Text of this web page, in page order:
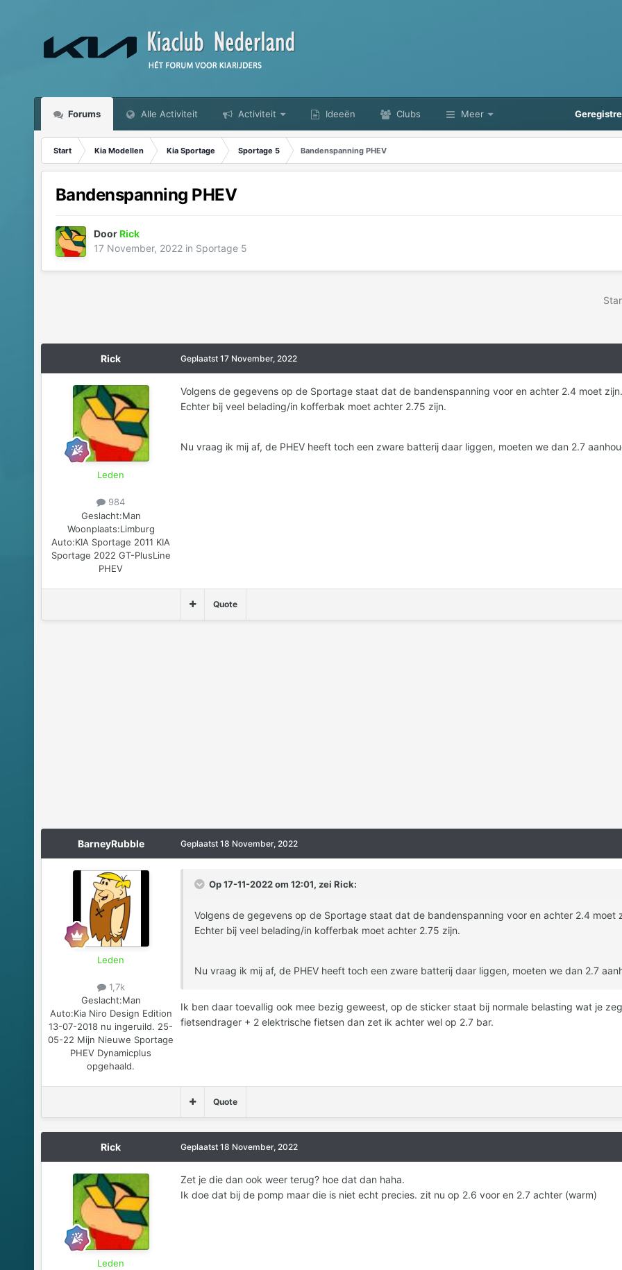
Forums Alle Activiteit Activiteit Ideeën Clubs Meer
Start Kia Modellen Kia Sportage Sportage 5 Bandenspanning PHEV
Bandenspanning PHEV
DoorRick
17 November, 2022in Sportage 5
Rick
Leden
984
Geslacht:Man
Woonplaats:Limburg
Auto:KIA Sportage 2011 KIA
Sportage 2022 GT-PlusLine
PHEV
Geplaatst 17 November, 2022
Volgens de gegevens op de Sportage staat dat de bandenspanning voor en achter 2.4 moet zijn.
Echter bij veel belading/in kofferbak moet achter 2.75 zijn.
Nu vraag ik mij af, de PHEV heeft toch een zware batterij daar liggen, moeten we dan 2.7
Quote
BarneyRubble
Leden
1,7k
Geslacht:Man
Auto:Kia Niro Design Edition
13-07-2018 nu ingeruild. 25-
05-22 Mijn Nieuwe Sportage
PHEV Dynamicplus
opgehaald.
Geplaatst 18 November, 2022
Op 17-11-2022 om 12:01, zei Rick:
Volgens de gegevens op de Sportage staat dat de bandenspanning voor en achter 2.4 moet
Echter bij veel belading/in kofferbak moet achter 2.75 zijn.
Nu vraag ik mij af, de PHEV heeft toch een zware batterij daar liggen, moeten we dan 2.7
Ik ben daar toevallig ook mee bezig geweest, op de sticker staat bij normale belasting wat je
fietsendrager + 2 elektrische fietsen dan zet ik achter wel op 2.7 bar.
Quote
Rick
Leden
Geplaatst 18 November, 2022
Zet je die dan ook weer terug? hoe dat dan haha.
Ik doe dat bij de pomp maar die is niet echt precies. zit nu op 2.6 voor en 2.7 achter (warm)